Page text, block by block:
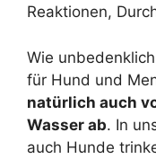
Reaktionen,
Wie
für Hund und
natürlich auch
Wasser ab. In
auch Hunde